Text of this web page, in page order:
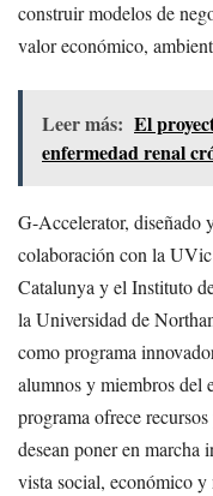
construir modelos de
valor económico,
Leer más: El
enfermedad renal
G-Accelerator, diseñado
colaboración con la
Catalunya y el Instituto
la Universidad de
como programa
alumnos y miembros del
programa ofrece
desean poner en marcha
vista social, económico